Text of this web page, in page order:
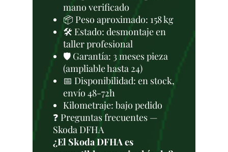
mano verificado
📦 Peso aproximado: 158 kg
🛠 Estado: desmontaje en
taller profesional
🛡️ Garantía: 3 meses pieza
(ampliable hasta 24)
📅 Disponibilidad: en stock,
envío 48-72h
Kilometraje: bajo pedido
❓ Preguntas frecuentes —
Skoda DFHA
¿El Skoda DFHA es